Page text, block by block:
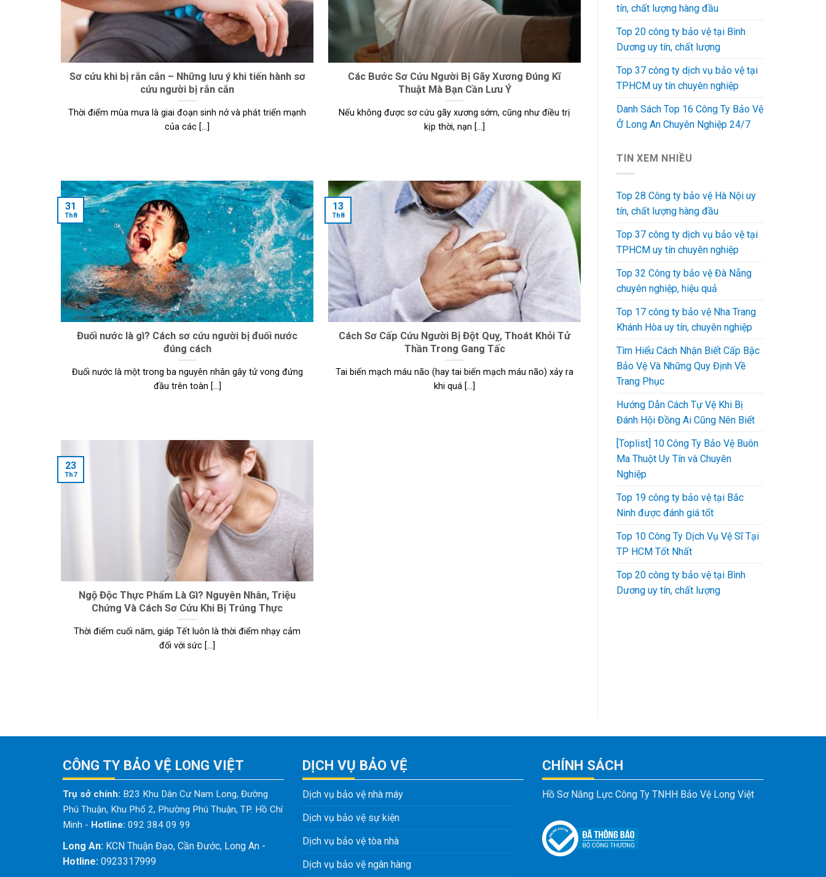
Sơ cứu khi bị rắn cắn – Những lưu ý khi tiến hành sơ
cứu người bị rắn cắn
Thời điểm mùa mưa là giai đoạn sinh nở và phát triển mạnh
của các [...]
Các Bước Sơ Cứu Người Bị Gãy Xương Đúng Kĩ
Thuật Mà Bạn Cần Lưu Ý
Nếu không được sơ cứu gãy xương sớm, cũng như điều trị
kịp thời, nạn [...]
Đuối nước là gì? Cách sơ cứu người bị đuối nước
đúng cách
Đuối nước là một trong ba nguyên nhân gây tử vong đứng
đầu trên toàn [...]
31
Th8
Cách Sơ Cấp Cứu Người Bị Đột Quỵ, Thoát Khỏi Tử
Thần Trong Gang Tấc
Tai biến mạch máu não (hay tai biến mạch máu não) xảy ra
khi quá [...]
13
Th8
Ngộ Độc Thực Phẩm Là Gì? Nguyên Nhân, Triệu
Chứng Và Cách Sơ Cứu Khi Bị Trúng Thực
Thời điểm cuối năm, giáp Tết luôn là thời điểm nhạy cảm
đối với sức [...]
23
Th7
tín, chất lượng hàng đầu
Top 20 công ty bảo vệ tại Bình
Dương uy tín, chất lượng
Top 37 công ty dịch vụ bảo vệ tại
TPHCM uy tín chuyên nghiệp
Danh Sách Top 16 Công Ty Bảo Vệ
Ở Long An Chuyên Nghiệp 24/7
TIN XEM NHIỀU
Top 28 Công ty bảo vệ Hà Nội uy
tín, chất lượng hàng đầu
Top 37 công ty dịch vụ bảo vệ tại
TPHCM uy tín chuyên nghiệp
Top 32 Công ty bảo vệ Đà Nẵng
chuyên nghiệp, hiệu quả
Top 17 công ty bảo vệ Nha Trang
Khánh Hòa uy tín, chuyên nghiệp
Tìm Hiểu Cách Nhận Biết Cấp Bậc
Bảo Vệ Và Những Quy Định Về
Trang Phục
Hướng Dẫn Cách Tự Vệ Khi Bị
Đánh Hội Đồng Ai Cũng Nên Biết
[Toplist] 10 Công Ty Bảo Vệ Buôn
Ma Thuột Uy Tín và Chuyên
Nghiệp
Top 19 công ty bảo vệ tại Bắc
Ninh được đánh giá tốt
Top 10 Công Ty Dịch Vụ Vệ Sĩ Tại
TP HCM Tốt Nhất
Top 20 công ty bảo vệ tại Bình
Dương uy tín, chất lượng
CÔNG TY BẢO VỆ LONG VIỆT
Trụ sở chính: B23 Khu Dân Cư Nam Long, Đường
Phú Thuận, Khu Phố 2, Phường Phú Thuận, TP. Hồ Chí
Minh - Hotline: 092 384 09 99
Long An: KCN Thuận Đạo, Cần Đước, Long An -
Hotline: 0923317999
DỊCH VỤ BẢO VỆ
Dịch vụ bảo vệ nhà máy
Dịch vụ bảo vệ sự kiện
Dịch vụ bảo vệ tòa nhà
Dịch vụ bảo vệ ngân hàng
CHÍNH SÁCH
Hồ Sơ Năng Lực Công Ty TNHH Bảo Vệ Long Việt